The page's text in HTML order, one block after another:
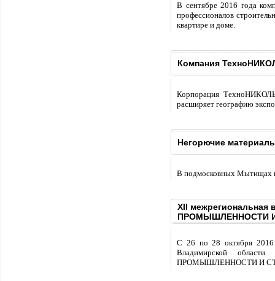
В сентябре 2016 года
профессионалов
квартире и доме.
Компания
Корпорация
расширяет географию
Негорючие
В подмосковных Мытищах
XII
ПРОМЫШЛЕННОСТИ
С 26 по 28 октября 2016
Владимирской
ПРОМЫШЛЕННОСТИ И